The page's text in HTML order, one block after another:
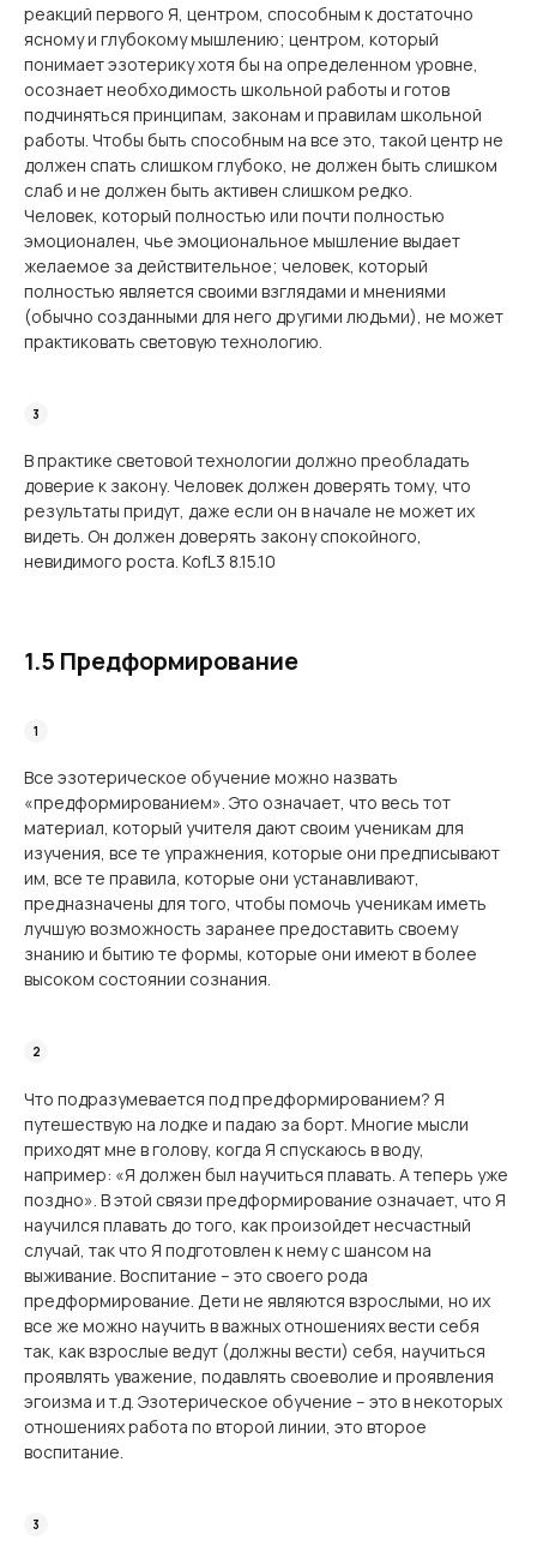
реакций первого Я, центром, способным к достаточно
ясному и глубокому мышлению; центром, который
понимает эзотерику хотя бы на определенном уровне,
осознает необходимость школьной работы и готов
подчиняться принципам, законам и правилам школьной
работы. Чтобы быть способным на все это, такой центр не
должен спать слишком глубоко, не должен быть слишком
слаб и не должен быть активен слишком редко.
Человек, который полностью или почти полностью
эмоционален, чье эмоциональное мышление выдает
желаемое за действительное; человек, который
полностью является своими взглядами и мнениями
(обычно созданными для него другими людьми), не может
практиковать световую технологию.
В практике световой технологии должно преобладать
доверие к закону. Человек должен доверять тому, что
результаты придут, даже если он в начале не может их
видеть. Он должен доверять закону спокойного,
невидимого роста. KofL3 8.15.10
1.5 Предформирование
Все эзотерическое обучение можно назвать
«предформированием». Это означает, что весь тот
материал, который учителя дают своим ученикам для
изучения, все те упражнения, которые они предписывают
им, все те правила, которые они устанавливают,
предназначены для того, чтобы помочь ученикам иметь
лучшую возможность заранее предоставить своему
знанию и бытию те формы, которые они имеют в более
высоком состоянии сознания.
Что подразумевается под предформированием? Я
путешествую на лодке и падаю за борт. Многие мысли
приходят мне в голову, когда Я спускаюсь в воду,
например: «Я должен был научиться плавать. А теперь уже
поздно». В этой связи предформирование означает, что Я
научился плавать до того, как произойдет несчастный
случай, так что Я подготовлен к нему с шансом на
выживание. Воспитание – это своего рода
предформирование. Дети не являются взрослыми, но их
все же можно научить в важных отношениях вести себя
так, как взрослые ведут (должны вести) себя, научиться
проявлять уважение, подавлять своеволие и проявления
эгоизма и т.д. Эзотерическое обучение – это в некоторых
отношениях работа по второй линии, это второе
воспитание.